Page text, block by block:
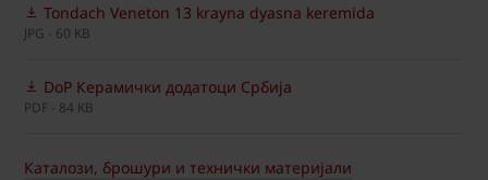
Tondach Veneton 13 krayna dyasna keremida
JPG - 60 KB
DoP Керамички додатоци Србија
PDF - 84 KB
Каталози, брошури и технички материјали